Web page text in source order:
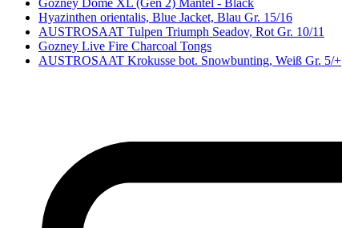
Hyazinthen orientalis, Blue Jacket, Blau Gr. 15/16
AUSTROSAAT Tulpen Triumph Seadov, Rot Gr. 10/11
Gozney Live Fire Charcoal Tongs
AUSTROSAAT Krokusse bot. Snowbunting, Weiß Gr. 5/+